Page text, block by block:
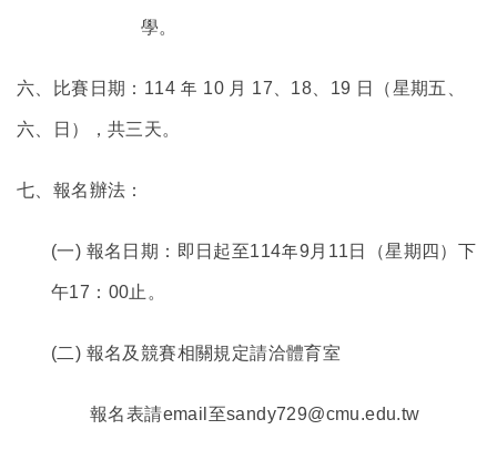
學。
六、比賽日期：114 年 10 月 17、18、19 日（星期五、
六、日），共三天。
七、報名辦法：
(一) 報名日期：即日起至114年9月11日（星期四）下
午17：00止。
(二) 報名及競賽相關規定請洽體育室
報名表請email至sandy729@cmu.edu.tw